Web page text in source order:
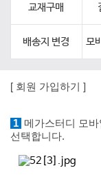
교재구매
배송지 변경 모
[ 회원 가입하기 ]
1 메가스터디 모
선택합니다.